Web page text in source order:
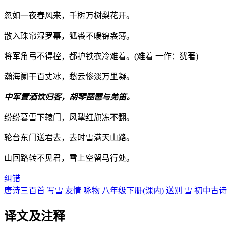
忽如一夜春风来，千树万树梨花开。
散入珠帘湿罗幕，狐裘不暖锦衾薄。
将军角弓不得控，都护铁衣冷难着。(难着 一作：犹著)
瀚海阑干百丈冰，愁云惨淡万里凝。
中军置酒饮归客，胡琴琵琶与羌笛。
纷纷暮雪下辕门，风掣红旗冻不翻。
轮台东门送君去，去时雪满天山路。
山回路转不见君，雪上空留马行处。
纠错
唐诗三百首 写雪 友情 咏物 八年级下册(课内) 送别 雪 初中古诗
译文及注释